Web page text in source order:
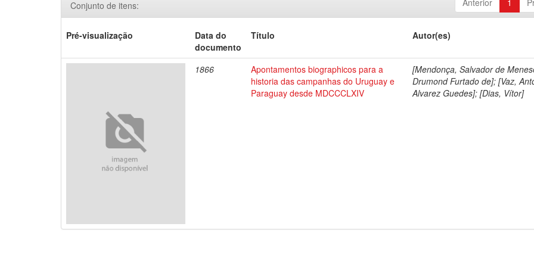
Anterior 1
Conjunto de itens:
Pré-visualização
Data do
documento
Título Autor(es)
1866
Apontamentos biographicos para a
historia das campanhas do Uruguay e
Paraguay desde MDCCCLXIV
[Mendonça, Salvador de
Drumond Furtado de]; [Vaz,
Alvarez Guedes]; [Dias, Vítor]